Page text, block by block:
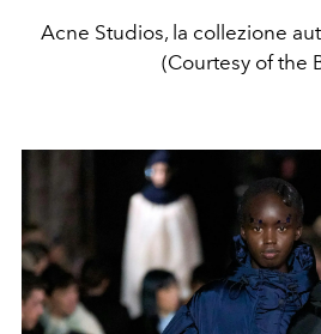
Acne Studios, la collezione
(Courtesy of the